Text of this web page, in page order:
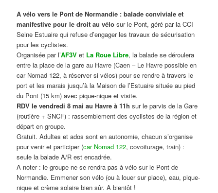
A vélo vers le Pont de Normandie : balade conviviale et
manifestive pour le droit au vélo sur le Pont, géré par la CCI
Seine Estuaire qui refuse d’engager les travaux de sécurisation
pour les cyclistes.
Organisée par l’AF3V et La Roue Libre, la balade se déroulera
entre la place de la gare au Havre (Caen – Le Havre possible en
car Nomad 122, à réserver si vélos) pour se rendre à travers le
port et les marais jusqu’à la Maison de l’Estuaire située au pied
du Pont (15 km) avec pique-nique et visite.
RDV le vendredi 8 mai au Havre à 11h sur le parvis de la Gare
(routière + SNCF) : rassemblement des cyclistes de la région et
départ en groupe.
Gratuit. Adultes et ados sont en autonomie, chacun s’organise
pour venir et participer (car Nomad 122, covoiturage, train) :
seule la balade A/R est encadrée.
A noter : le groupe ne se rendra pas à vélo sur le Pont de
Normandie. Emmener son vélo (ou à louer sur place), eau, pique-
nique et crème solaire bien sûr. A bientôt !